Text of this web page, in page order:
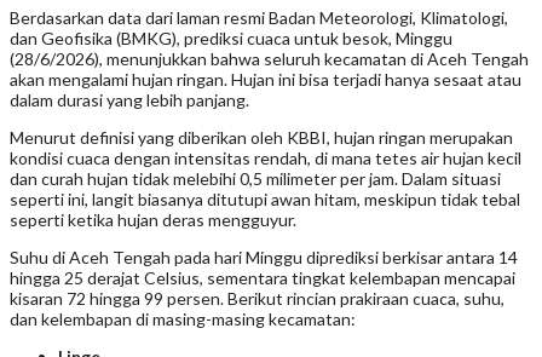
Berdasarkan data dari laman resmi Badan Meteorologi, Klimatologi,
dan Geofisika (BMKG), prediksi cuaca untuk besok, Minggu
(28/6/2026), menunjukkan bahwa seluruh kecamatan di Aceh Tengah
akan mengalami hujan ringan. Hujan ini bisa terjadi hanya sesaat atau
dalam durasi yang lebih panjang.
Menurut definisi yang diberikan oleh KBBI, hujan ringan merupakan
kondisi cuaca dengan intensitas rendah, di mana tetes air hujan kecil
dan curah hujan tidak melebihi 0,5 milimeter per jam. Dalam situasi
seperti ini, langit biasanya ditutupi awan hitam, meskipun tidak tebal
seperti ketika hujan deras mengguyur.
Suhu di Aceh Tengah pada hari Minggu diprediksi berkisar antara 14
hingga 25 derajat Celsius, sementara tingkat kelembapan mencapai
kisaran 72 hingga 99 persen. Berikut rincian prakiraan cuaca, suhu,
dan kelembapan di masing-masing kecamatan: